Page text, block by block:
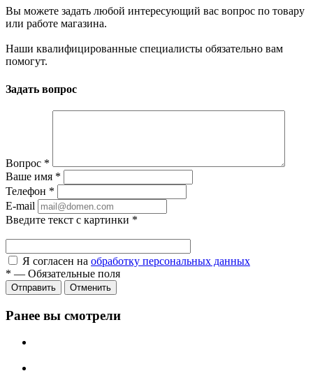
Вы можете задать любой интересующий вас вопрос по товару
или работе магазина.
Наши квалифицированные специалисты обязательно вам
помогут.
Задать вопрос
Вопрос *
Ваше имя *
Телефон *
E-mail
Введите текст с картинки *
Я согласен на обработку персональных данных
* — Обязательные поля
Отправить Отменить
Ранее вы смотрели